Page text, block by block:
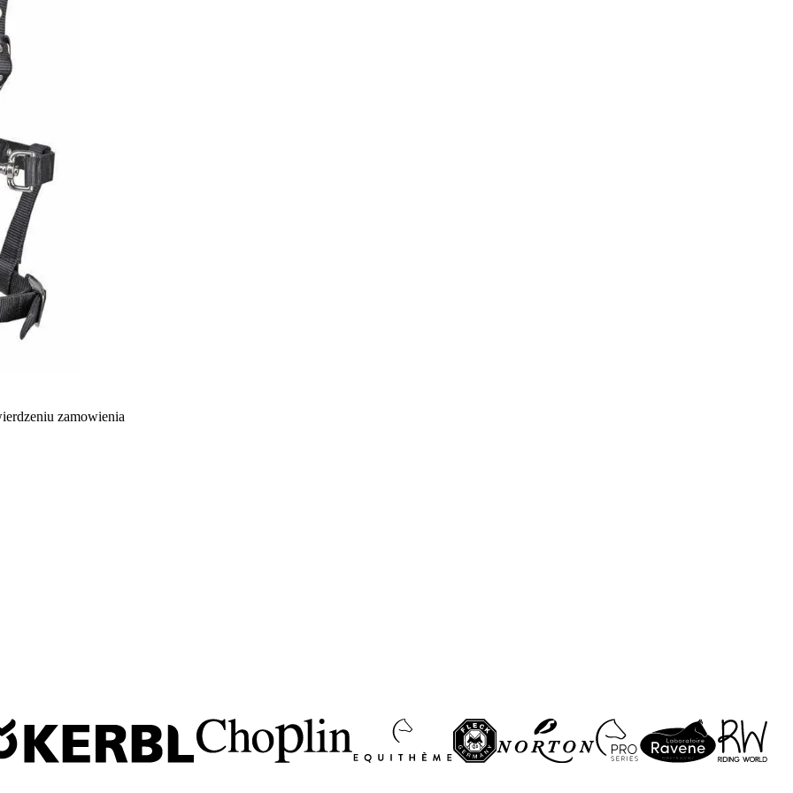
zamowienia